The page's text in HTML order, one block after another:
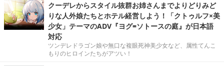
クーデレからスタイル抜群お姉さんまでよりどりみど
りな人外娘たちとホテル経営しよう！「クトゥルフ×美
少女」テーマのADV『ヨグ=ソトースの庭』が日本語
対応
ツンデレドラゴン娘や無口な複眼死神美少女など、属性てんこ
もりのヒロインたちがアツい！